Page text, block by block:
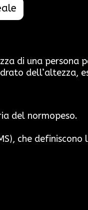
di una persona
dell’altezza,
del normopeso.
che